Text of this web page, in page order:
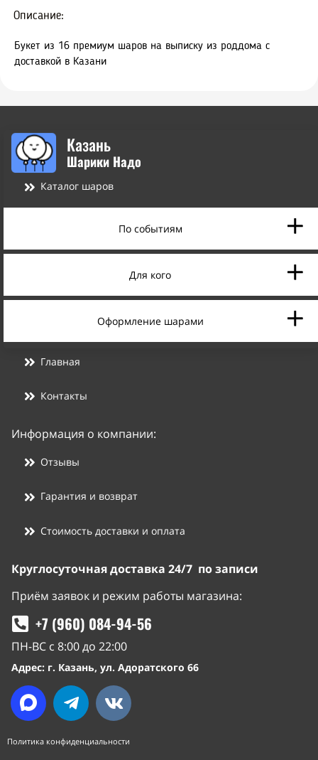
Описание:
Букет из 16 премиум шаров на выписку из роддома с
доставкой в Казани
Казань
Шарики Надо
Каталог шаров
По событиям
Для кого
Оформление шарами
Главная
Контакты
Информация о компании:
Отзывы
Гарантия и возврат
Стоимость доставки и оплата
Круглосуточная доставка 24/7 по записи
Приём заявок и режим работы магазина:
+7 (960) 084-94-56
ПН-ВС с 8:00 до 22:00
Адрес: г. Казань, ул. Адоратского 66
Политика конфиденциальности